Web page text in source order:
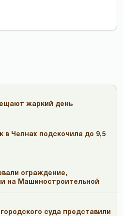
жаркий день
в Челнах подскочила до 9,5
ограждение,
на Машиностроительной
суда представили